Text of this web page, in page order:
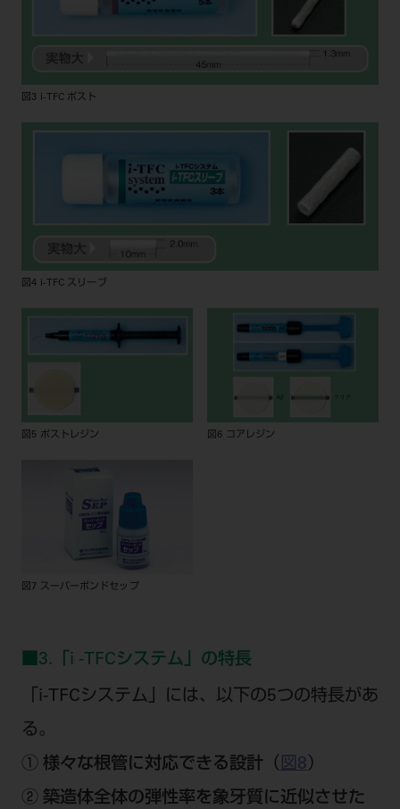
図3 i-TFC ポスト
図4 i-TFC スリーブ
図5 ポストレジン 図6 コアレジン
図7 スーパーボンドセップ
■3.「i -TFCシステム」の特長
「i-TFCシステム」には、以下の5つの特長があ
る。
① 様々な根管に対応できる設計 （ 図8 ）
② 築造体全体の弾性率を象牙質に近似させた